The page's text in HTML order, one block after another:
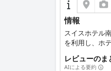
情報
スイスホテル
を利用し、ホ
レビューのま
AIによる要約